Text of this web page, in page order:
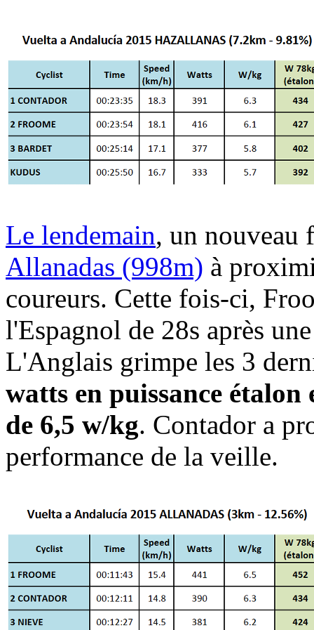
Le lendemain, un nouveau
Allanadas (998m) à
coureurs. Cette fois-ci,
l'Espagnol de 28s après
L'Anglais grimpe les 3
watts en puissance étalon
de 6,5 w/kg. Contador a
performance de la veille.